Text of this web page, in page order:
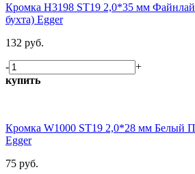
Кромка H3198 ST19 2,0*35 мм
бухта) Egger
132 руб.
-
+
купить
Кромка W1000 ST19 2,0*28 мм Белый
Egger
75 руб.